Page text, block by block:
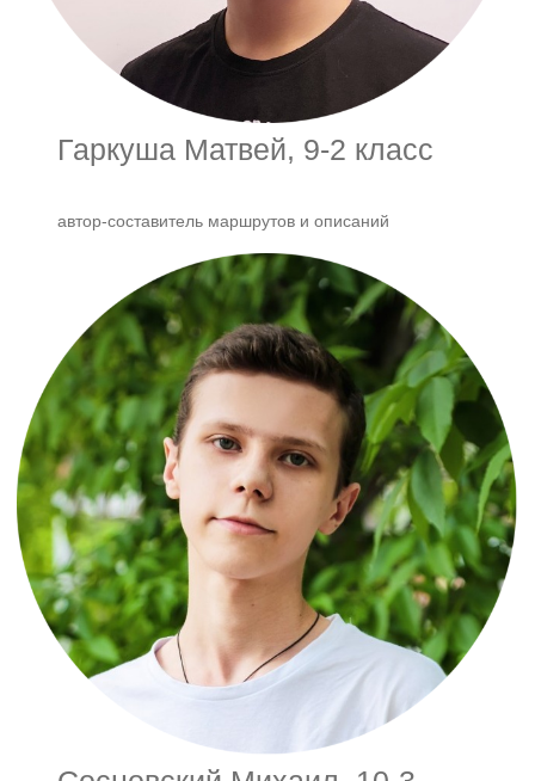
Гаркуша Матвей, 9-2 класс
автор-составитель маршрутов и описаний